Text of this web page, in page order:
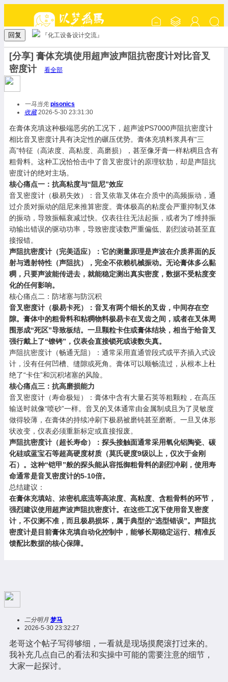
回复 『化工设备设计交流』
[分享] 膏体充填使用超声波声阻抗密度计对比音叉
密度计
看全部
一马当先 pisonics
收藏2026-5-30 23:31:30
在膏体充填这种极端恶劣的工况下，超声波PS7000声阻抗密度计
相比音叉密度计具有决定性的碾压优势。膏体充填料浆具有“三
高”特征（高浓度、高粘度、高磨损），甚至像牙膏一样粘稠且含有
粗骨料。这种工况恰恰击中了音叉密度计的原理软肋，却是声阻抗
密度计的绝对主场。
核心痛点一：抗高粘度与“阻尼”效应
音叉密度计（极易失效）：音叉依靠叉体在介质中的高频振动，通
过介质对振动的阻尼来推算密度。膏体极高的粘度会严重抑制叉体
的振动，导致振幅衰减过快。仪表往往无法起振，或者为了维持振
动输出错误的驱动功率，导致密度读数严重偏低、剧烈波动甚至直
接报错。
声阻抗密度计（完美适应）：它的测量原理是声波在介质界面的反
射与透射特性（声阻抗），完全不依赖机械振动。无论膏体多么黏
稠，只要声波能传进去，就能稳定测出真实密度，数据不受粘度变
化的任何影响。
核心痛点二：防堵塞与防沉积
音叉密度计（极易卡死）：音叉有两个细长的叉齿，中间存在空
隙。膏体中的粗骨料和粘稠物料极易卡在叉齿之间，或者在叉体周
围形成“死区”导致板结。一旦颗粒卡住或膏体结块，相当于给音叉
强行戴上了“镣铐”，仪表会直接锁死或读数失真。
声阻抗密度计（畅通无阻）：通常采用直通管段式或平齐插入式设
计，没有任何凹槽、缝隙或死角。膏体可以顺畅流过，从根本上杜
绝了“卡住”和沉积堵塞的风险。
核心痛点三：抗高磨损能力
音叉密度计（寿命极短）：膏体中含有大量石英等粗颗粒，在高压
输送时就像“喷砂”一样。音叉的叉体通常由金属制成且为了灵敏度
做得较薄，在膏体的持续冲刷下极易被磨钝甚至磨断。一旦叉体形
状改变，仪表必须重新标定或直接报废。
声阻抗密度计（超长寿命）：探头接触面通常采用氧化铝陶瓷、碳
化硅或蓝宝石等超高硬度材质（莫氏硬度9级以上，仅次于金刚
石）。这种“铠甲”般的探头能从容抵御粗骨料的剧烈冲刷，使用寿
命通常是音叉密度计的5-10倍。
总结建议：
在膏体充填站、浓密机底流等高浓度、高粘度、含粗骨料的环节，
强烈建议使用超声波声阻抗密度计。在这些工况下使用音叉密度
计，不仅测不准，而且极易损坏，属于典型的“选型错误”。声阻抗
密度计是目前膏体充填自动化控制中，能够长期稳定运行、精准反
馈配比数据的核心保障。
二分明月 梦马
2026-5-30 23:32:27
老哥这个帖子写得够细，一看就是现场摸爬滚打过来的。
我补充几点自己的看法和实操中可能的需要注意的细节，
大家一起探讨。